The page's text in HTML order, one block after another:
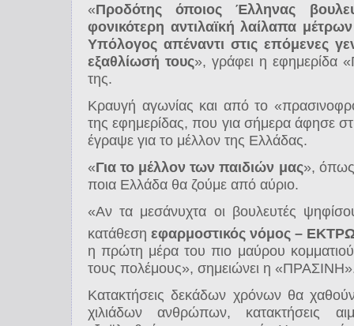
«Προδότης όποιος Έλληνας
φονικότερη αντιλαϊκή λαίλαπα
Υπόλογος απέναντι στις επόμενες
εξαθλίωσή τους», γράφει η εφημερίδα
της.
Κραυγή αγωνίας και από το
της εφημερίδας, που για σήμερα άφησε
έγραψε για το μέλλον της Ελλάδας.
«Για το μέλλον των παιδιών μας», όπως
ποια Ελλάδα θα ζούμε από αύριο.
«Αν τα μεσάνυχτα οι βουλευτές
κατάθεση εφαρμοστικός νόμος –
η πρώτη μέρα του πιο μαύρου κομματιού
τους πολέμους», σημειώνει η
Κατακτήσεις δεκάδων χρόνων θα
χιλιάδων ανθρώπων, κατακτήσεις